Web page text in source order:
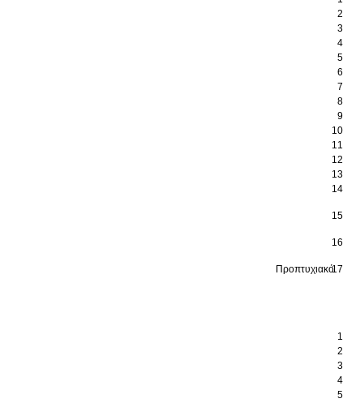
Προπτυχιακό